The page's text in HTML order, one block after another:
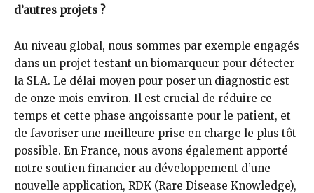
d’autres projets ?
Au niveau global, nous sommes par exemple engagés
dans un projet testant un biomarqueur pour détecter
la SLA. Le délai moyen pour poser un diagnostic est
de onze mois environ. Il est crucial de réduire ce
temps et cette phase angoissante pour le patient, et
de favoriser une meilleure prise en charge le plus tôt
possible. En France, nous avons également apporté
notre soutien financier au développement d’une
nouvelle application, RDK (Rare Disease Knowledge),